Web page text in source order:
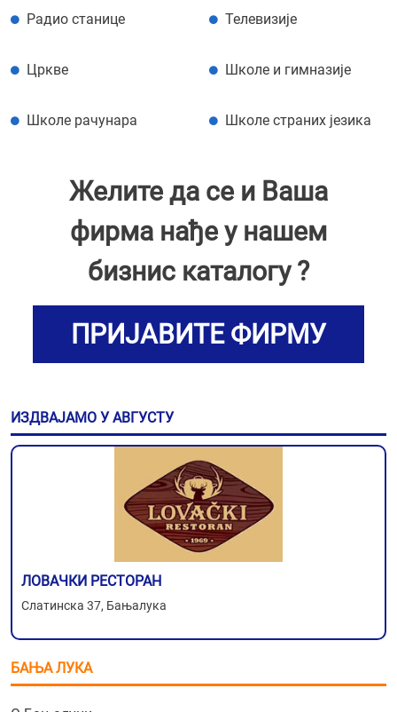
Радио станице Телевизије
Цркве Школе и гимназије
Школе рачунара Школе страних језика
Желите да се и Ваша
фирма нађе у нашем
бизнис каталогу ?
ПРИЈАВИТЕ ФИРМУ
ИЗДВАЈАМО У АВГУСТУ
ЛОВАЧКИ РЕСТОРАН
Слатинска 37, Бањалука
БАЊА ЛУКА